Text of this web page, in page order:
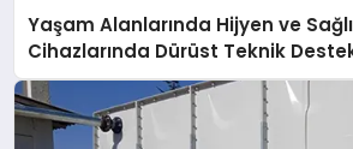
Yaşam Alanlarında Hijyen ve
Cihazlarında Dürüst Teknik